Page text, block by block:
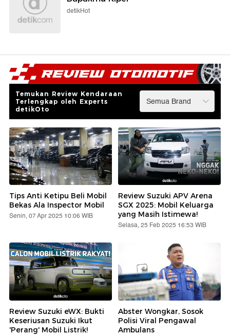
detikHot
Temukan Review Kendaraan
Terlengkap oleh Experts
detikOto
Tips Anti Ketipu Beli Mobil
Bekas Ala Inspector Mobil
Senin, 07 Apr 2025 10:06 WIB
Review Suzuki APV Arena
SGX 2025: Mobil Keluarga
yang Masih Istimewa!
Selasa, 25 Feb 2025 16:53 WIB
Review Suzuki eWX: Bukti
Keseriusan Suzuki Ikut
'Perang' Mobil Listrik!
Abster Wongkar, Sosok
Polisi Viral Pengawal
Ambulans